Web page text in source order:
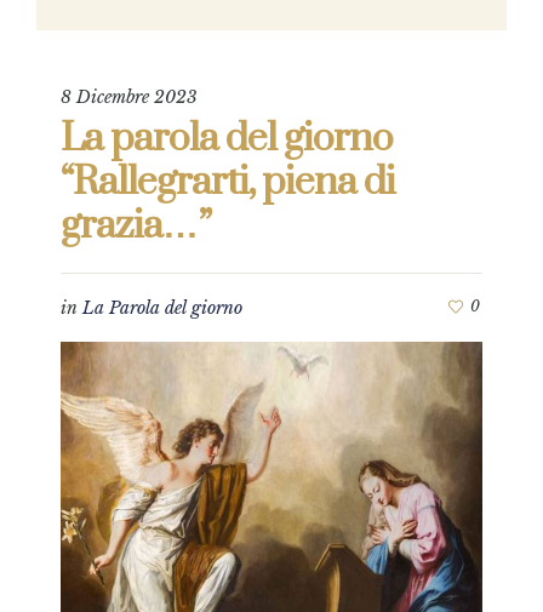
8 Dicembre 2023
La parola del giorno
“Rallegrarti, piena di
grazia…”
inLa Parola del giorno 0